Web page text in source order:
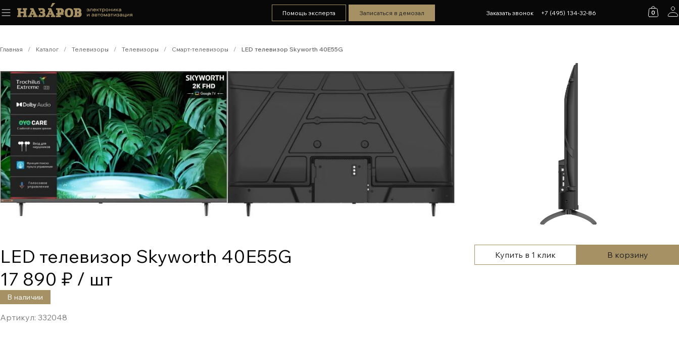
Помощь эксперта Записаться в демозал Заказать звонок +7 (495) 134-32-86 0
Главная / Каталог / Телевизоры / Телевизоры / Смарт-телевизоры / LED телевизор Skyworth 40E55G
LED телевизор Skyworth 40E55G
17 890 ₽ / шт
В наличии
Артикул: 332048
Купить в 1 клик В корзину